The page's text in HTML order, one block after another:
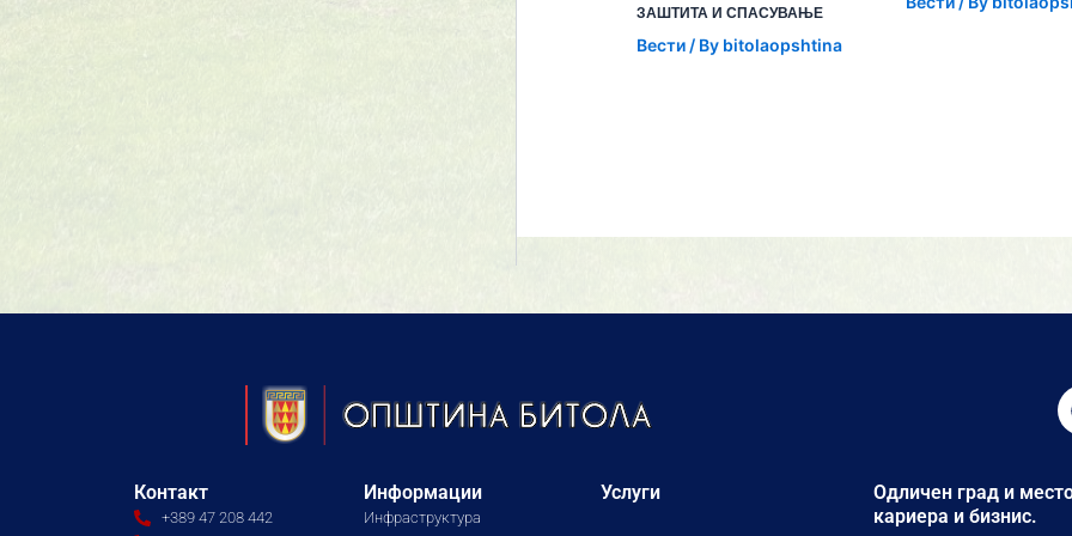
ЗАШТИТА И СПАСУВАЊЕ
Вести / By bitolaopshtina
Контакт
+389 47 208 442
Информации
Инфраструктура
Услуги
Одличен град и
кариера и бизнис.